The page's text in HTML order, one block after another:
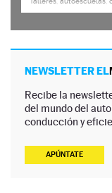
NEWSLETTER EL
Recibe la
del mundo del
conducción y
APÚNTATE